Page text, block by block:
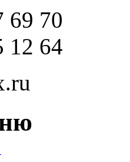
69 70
12 64